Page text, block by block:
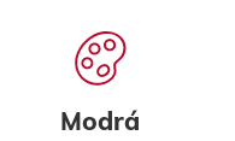
Modrá